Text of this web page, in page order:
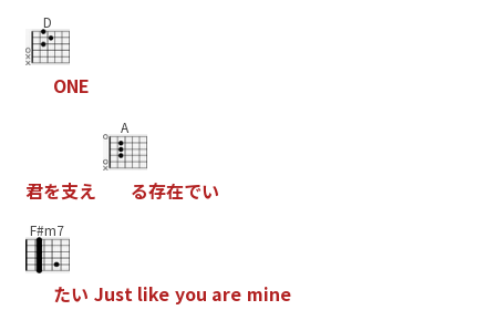
D
ONE
君を支え
A
る存在でい
F#m7
たい Just like you are mine